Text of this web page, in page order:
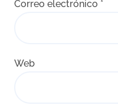
Correo electrónico *
Web